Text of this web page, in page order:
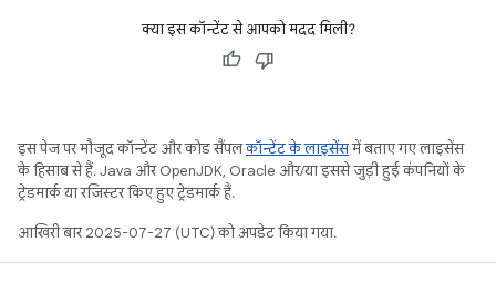
क्या इस कॉन्टेंट से आपको मदद मिली?
इस पेज पर मौजूद कॉन्टेंट और कोड सैंपलकॉन्टेंट के लाइसेंसमें बताए गए लाइसेंस
के हिसाब से हैं. Java और OpenJDK, Oracle और/या इससे जुड़ी हुई कंपनियों के
ट्रेडमार्क या रजिस्टर किए हुए ट्रेडमार्क हैं.
आखिरी बार 2025-07-27 (UTC) को अपडेट किया गया.